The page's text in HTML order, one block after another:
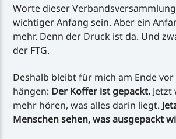
Worte dieser
wichtiger Anfang sein. Aber ein
mehr. Denn der Druck ist da. Und
der FTG.
Deshalb bleibt für mich am Ende vor
hängen: Der Koffer ist gepackt.
mehr hören, was alles darin liegt.
Menschen sehen, was ausgepackt